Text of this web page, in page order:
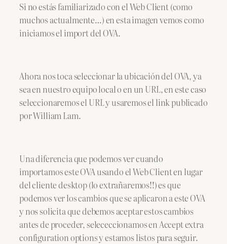
Si no estás familiarizado con el Web Client (como
muchos actualmente…) en esta imagen vemos como
iniciamos el import del OVA.
Ahora nos toca seleccionar la ubicación del OVA, ya
sea en nuestro equipo local o en un URL, en este caso
seleccionaremos el URL y usaremos el link publicado
por William Lam.
Una diferencia que podemos ver cuando
importamos este OVA usando el Web Client en lugar
del cliente desktop (lo extrañaremos!!) es que
podemos ver los cambios que se aplicaron a este OVA
y nos solicita que debemos aceptar estos cambios
antes de proceder, selececcionamos en Accept extra
configuration options y estamos listos para seguir.